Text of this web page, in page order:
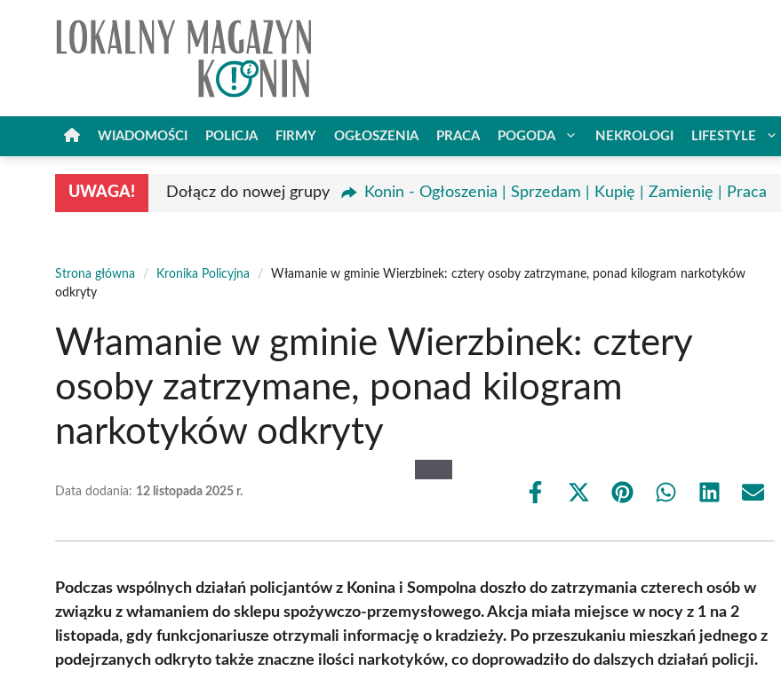
WIADOMOŚCI POLICJA FIRMY OGŁOSZENIA PRACA POGODA NEKROLOGI LIFESTYLE
UWAGA! Dołącz do nowej grupy Konin - Ogłoszenia | Sprzedam | Kupię | Zamienię | Praca
Strona główna / Kronika Policyjna /
Włamanie w gminie Wierzbinek: cztery osoby zatrzymane, ponad kilogram narkotyków
odkryty
Włamanie w gminie Wierzbinek: cztery
osoby zatrzymane, ponad kilogram
narkotyków odkryty
Data dodania: 12 listopada 2025 r.
Share
Share
(Twitter)
Share Share Share Share
Podczas wspólnych działań policjantów z Konina i Sompolna doszło do zatrzymania czterech osób w
związku z włamaniem do sklepu spożywczo-przemysłowego. Akcja miała miejsce w nocy z 1 na 2
listopada, gdy funkcjonariusze otrzymali informację o kradzieży. Po przeszukaniu mieszkań jednego z
podejrzanych odkryto także znaczne ilości narkotyków, co doprowadziło do dalszych działań policji.